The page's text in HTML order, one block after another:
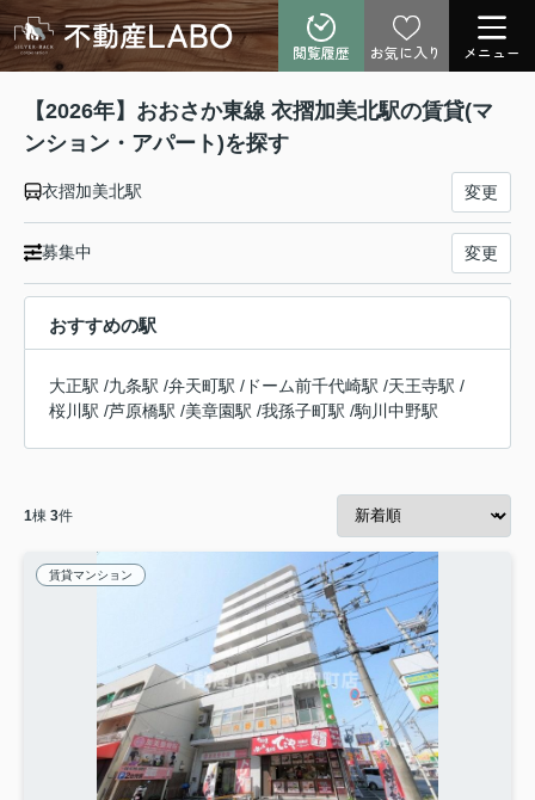
閲覧履歴 お気に入り メニュー
【2026年】おおさか東線 衣摺加美北駅の賃貸(マ
ンション・アパート)を探す
衣摺加美北駅 変更
募集中 変更
おすすめの駅
大正駅 /九条駅 /弁天町駅 / ドーム前千代崎駅 /天王寺駅 /
桜川駅 /芦原橋駅 /美章園駅 /我孫子町駅 /駒川中野駅
1棟 3件
賃貸マンション